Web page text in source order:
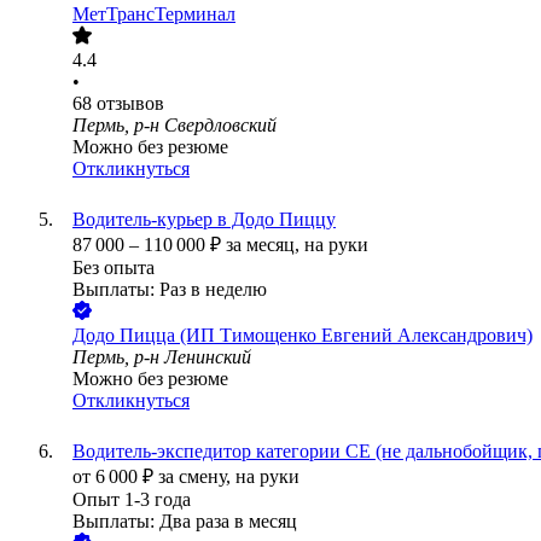
МетТрансТерминал
4.4
•
68 отзывов
Пермь, р-н Свердловский
Можно без резюме
Откликнуться
Водитель-курьер в Додо Пиццу
87 000 – 110 000 ₽ за месяц, на руки
Без опыта
Выплаты: Раз в неделю
Додо Пицца (ИП Тимощенко Евгений Александрович)
Пермь, р-н Ленинский
Можно без резюме
Откликнуться
Водитель-экспедитор категории СЕ (не дальнобойщик,
от 6 000 ₽ за смену, на руки
Опыт 1-3 года
Выплаты: Два раза в месяц